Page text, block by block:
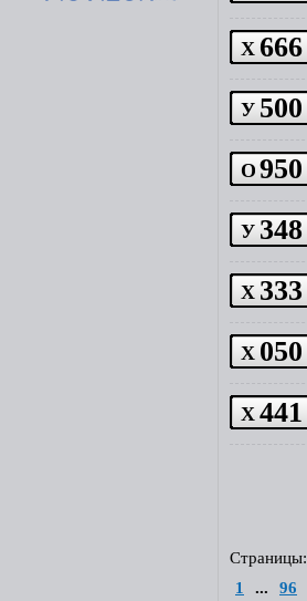
Х 666
У 500
О 950
У 348
Х 333
Х 050
Х 441
Страницы:
1
... 96